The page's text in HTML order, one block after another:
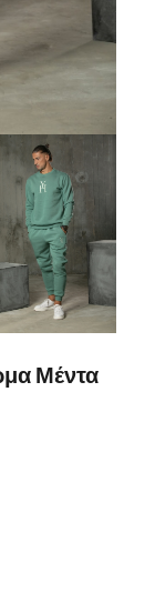
Μέντα